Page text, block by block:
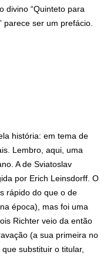
divino “Quinteto para
parece ser um prefácio.
história: em tema de
Lembro, aqui, uma
A de Sviatoslav
por Erich Leinsdorff. O
rápido do que o de
época), mas foi uma
Richter veio da então
(a sua primeira no
substituir o titular,